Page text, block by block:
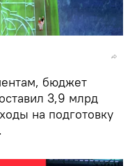
бюджет
3,9 млрд
на подготовку